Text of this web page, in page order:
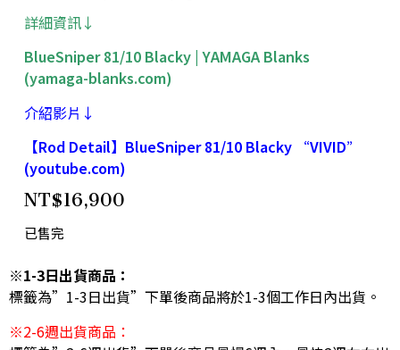
詳細資訊↓
BlueSniper 81/10 Blacky | YAMAGA Blanks
(yamaga-blanks.com)
介紹影片↓
【Rod Detail】BlueSniper 81/10 Blacky “VIVID”
(youtube.com)
NT$16,900
已售完
※1-3日出貨商品：
標籤為”1-3日出貨”下單後商品將於1-3個工作日內出貨。
※2-6週出貨商品：